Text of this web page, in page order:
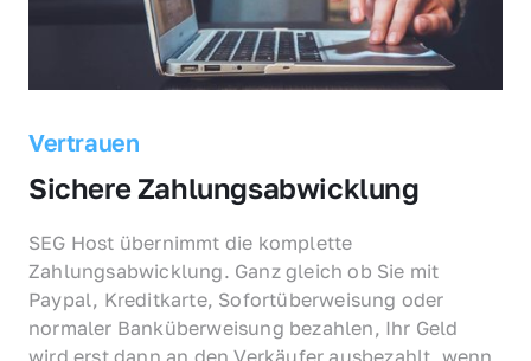
Vertrauen
Sichere Zahlungsabwicklung
SEG Host übernimmt die komplette
Zahlungsabwicklung. Ganz gleich ob Sie mit
Paypal, Kreditkarte, Sofortüberweisung oder
normaler Banküberweisung bezahlen, Ihr Geld
wird erst dann an den Verkäufer ausbezahlt, wenn